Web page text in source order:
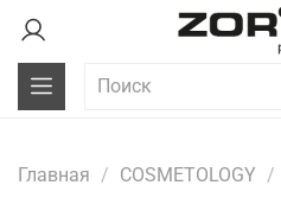
Главная COSMETOLOGY